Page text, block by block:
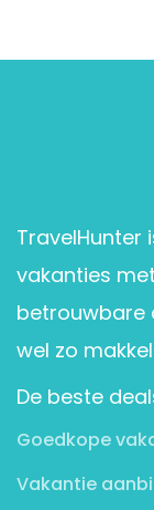
TravelHunter
vakanties
betrouwbare
wel zo
De beste
Goedkope
Vakantie